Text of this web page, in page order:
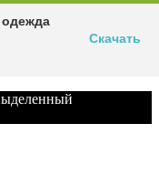
одежда
Скачать